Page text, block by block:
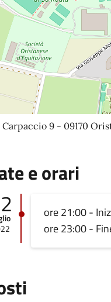
Carpaccio 9 - 09170
e orari
ore 21:00 -
ore 23:00 -